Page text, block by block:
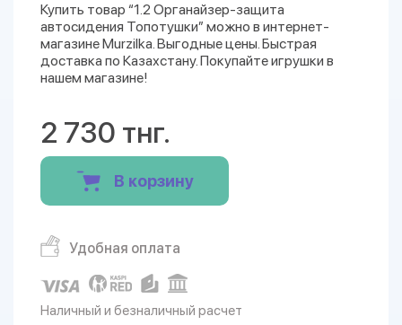
Купить товар “1.2 Органайзер-защита
автосидения Топотушки” можно в интернет-
магазине Murzilka. Выгодные цены. Быстрая
доставка по Казахстану. Покупайте игрушки в
нашем магазине!
2 730 тнг.
В корзину
Удобная оплата
Наличный и безналичный расчет